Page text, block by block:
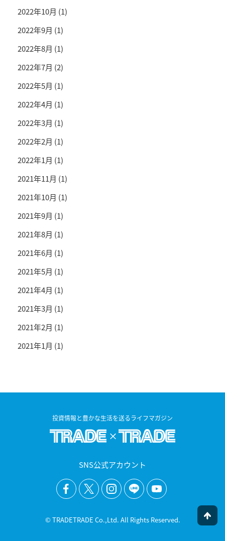
2022年10月 (1)
2022年9月 (1)
2022年8月 (1)
2022年7月 (2)
2022年5月 (1)
2022年4月 (1)
2022年3月 (1)
2022年2月 (1)
2022年1月 (1)
2021年11月 (1)
2021年10月 (1)
2021年9月 (1)
2021年8月 (1)
2021年6月 (1)
2021年5月 (1)
2021年4月 (1)
2021年3月 (1)
2021年2月 (1)
2021年1月 (1)
投資情報と豊かな生活を送るライフマガジン
SNS公式アカウント
© TRADETRADE Co.,Ltd. All Rights Reserved.